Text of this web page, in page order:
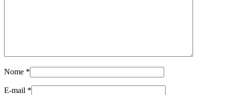
Nome *
E-mail *